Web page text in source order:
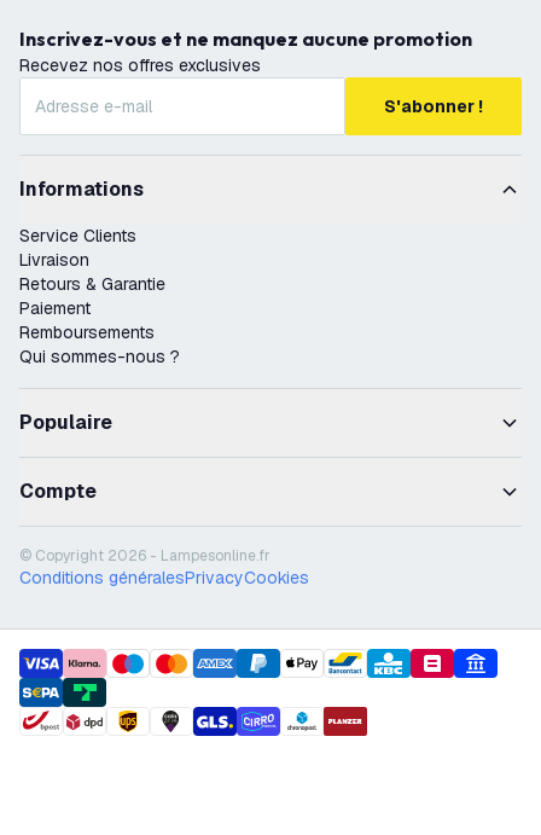
Inscrivez-vous et ne manquez aucune promotion
Recevez nos offres exclusives
S'abonner !
Informations
Service Clients
Livraison
Retours & Garantie
Paiement
Remboursements
Qui sommes-nous ?
Populaire
Compte
© Copyright 2026 - Lampesonline.fr
Conditions généralesPrivacyCookies
payment methods
shipment methods